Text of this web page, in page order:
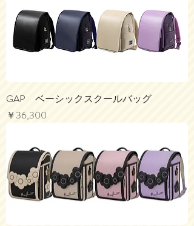
GAP ベーシックスクールバッグ
価格
￥36,300